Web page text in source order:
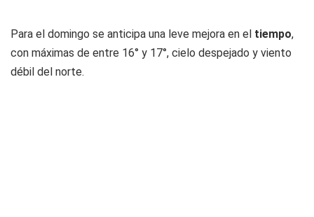
Para el domingo se anticipa una leve mejora en el tiempo,
con máximas de entre 16° y 17°, cielo despejado y viento
débil del norte.